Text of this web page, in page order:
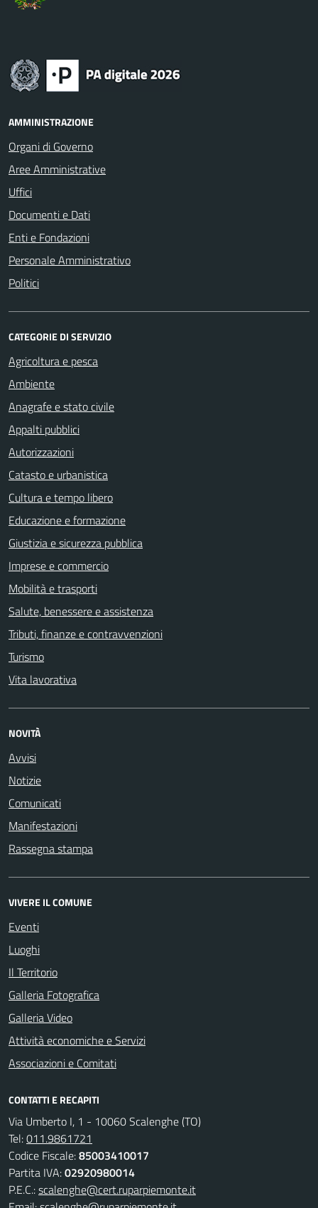
AMMINISTRAZIONE
Organi di Governo
Aree Amministrative
Uffici
Documenti e Dati
Enti e Fondazioni
Personale Amministrativo
Politici
CATEGORIE DI SERVIZIO
Agricoltura e pesca
Ambiente
Anagrafe e stato civile
Appalti pubblici
Autorizzazioni
Catasto e urbanistica
Cultura e tempo libero
Educazione e formazione
Giustizia e sicurezza pubblica
Imprese e commercio
Mobilità e trasporti
Salute, benessere e assistenza
Tributi, finanze e contravvenzioni
Turismo
Vita lavorativa
NOVITÀ
Avvisi
Notizie
Comunicati
Manifestazioni
Rassegna stampa
VIVERE IL COMUNE
Eventi
Luoghi
Il Territorio
Galleria Fotografica
Galleria Video
Attività economiche e Servizi
Associazioni e Comitati
CONTATTI E RECAPITI
Via Umberto I, 1 - 10060 Scalenghe (TO)
Tel:011.9861721
Codice Fiscale:85003410017
Partita IVA:02920980014
P.E.C.:scalenghe@cert.ruparpiemonte.it